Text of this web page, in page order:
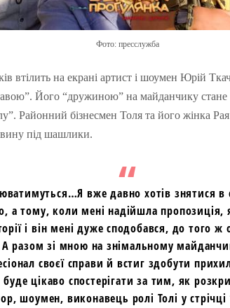
Фото: пресслужба
втілить на екрані артист і шоумен Юрій
Його “дружиною” на майданчику стане
Районний бізнесмен Толя та його жінка
під шашлики.
вже давно хотів знятися
а тому, коли мені надійшла пропозиція,
і він мені дуже сподобався, до того
А разом зі мною на знімальному
своєї справи й встиг здобути
цікаво спостерігати за тим, як
шоумен, виконавець ролі Толі у